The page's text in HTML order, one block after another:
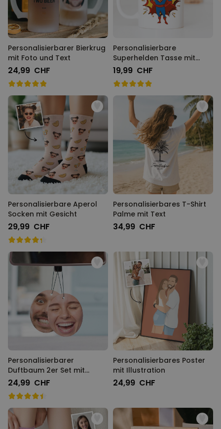
Personalisierbarer Bierkrug
mit Foto und Text
24,99 CHF
Personalisierbare
Superhelden Tasse mit
Gesicht
19,99 CHF
Personalisierbare Aperol
Socken mit Gesicht
29,99 CHF
Personalisierbares T-Shirt
Palme mit Text
34,99 CHF
Personalisierbarer
Duftbaum 2er Set mit
Gesicht
24,99 CHF
Personalisierbares Poster
mit Illustration
24,99 CHF